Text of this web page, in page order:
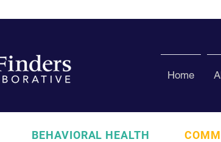
Home
BEHAVIORAL HEALTH